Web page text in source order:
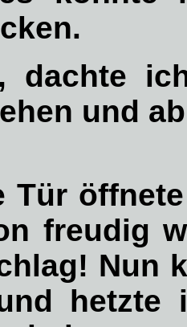
dachte
und
Tür
freudig
Nun
hetzte